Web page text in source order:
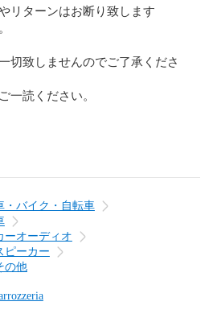
リターンはお断り致します
切致しませんのでご了承くださ
一読ください。
・バイク・自転車
ーオーディオ
ピーカー
の他